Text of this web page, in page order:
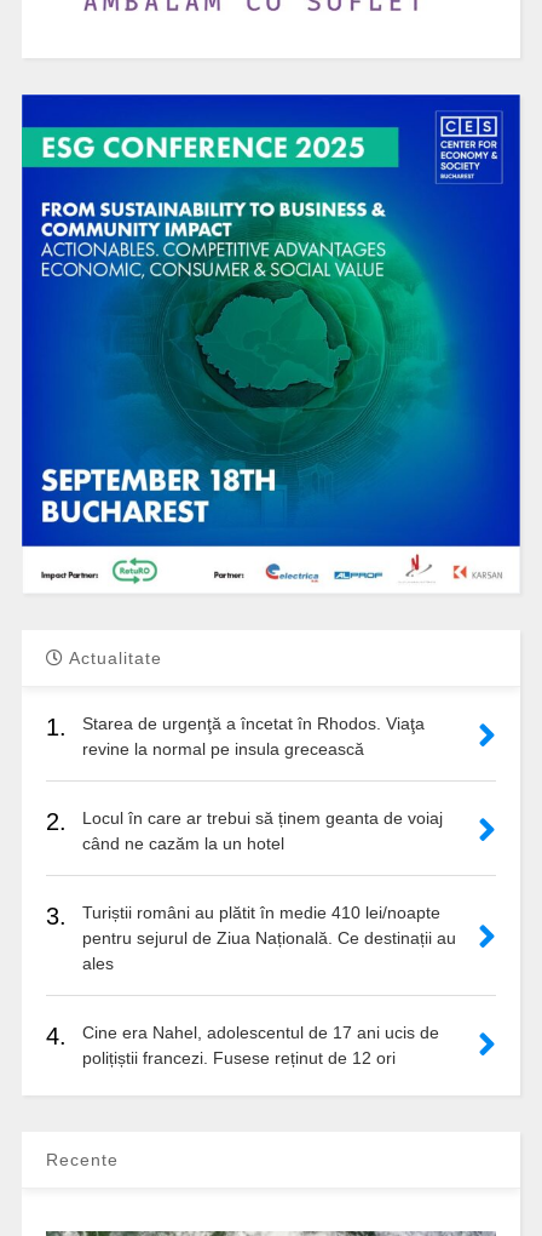
Actualitate
1.
Starea de urgenţă a încetat în Rhodos. Viaţa
revine la normal pe insula grecească
2.
Locul în care ar trebui să ținem geanta de voiaj
când ne cazăm la un hotel
3.
Turiștii români au plătit în medie 410 lei/noapte
pentru sejurul de Ziua Națională. Ce destinații au
ales
4.
Cine era Nahel, adolescentul de 17 ani ucis de
polițiștii francezi. Fusese reținut de 12 ori
Recente